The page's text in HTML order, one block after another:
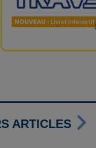
ARTICLES